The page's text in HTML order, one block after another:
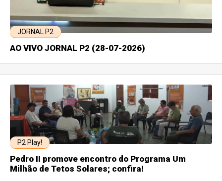
JORNAL P2
AO VIVO JORNAL P2 (28-07-2026)
P2 Play!
Pedro II promove encontro do Programa Um
Milhão de Tetos Solares; confira!